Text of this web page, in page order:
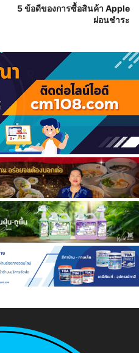
5 ข้อดีของการซื้อสินค้า Apple
ผ่อนชำระ